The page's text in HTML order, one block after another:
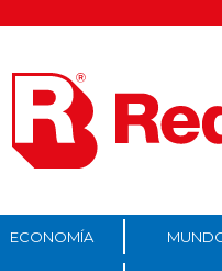
ECONOMÍA